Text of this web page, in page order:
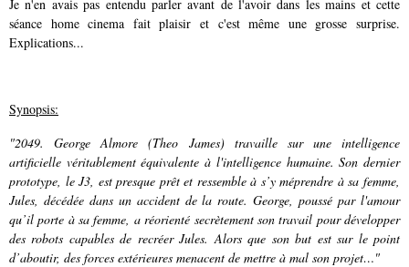
Je n'en avais pas entendu parler avant de l'avoir dans les mains et cette
séance home cinema fait plaisir et c'est même une grosse surprise.
Explications...
Synopsis:
"2049. George Almore (Theo James) travaille sur une intelligence
artificielle véritablement équivalente à l'intelligence humaine. Son dernier
prototype, le J3, est presque prêt et ressemble à s’y méprendre à sa femme,
Jules, décédée dans un accident de la route. George, poussé par l'amour
qu’il porte à sa femme, a réorienté secrètement son travail pour développer
des robots capables de recréer Jules. Alors que son but est sur le point
d’aboutir, des forces extérieures menacent de mettre à mal son projet…"